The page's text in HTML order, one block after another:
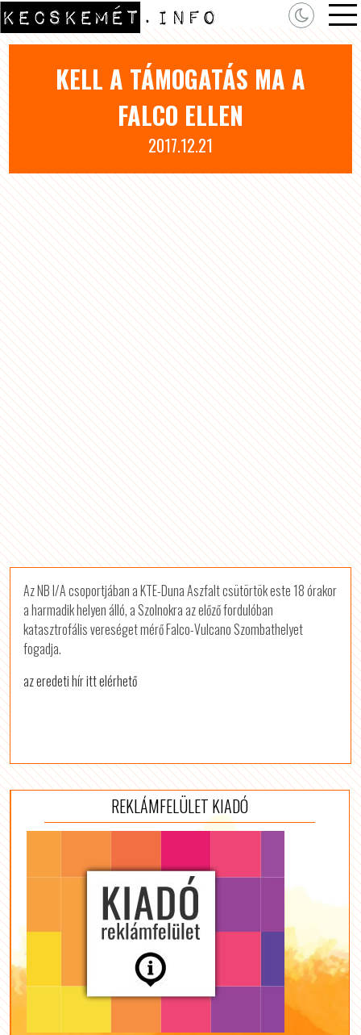
KELL A TÁMOGATÁS MA A
FALCO ELLEN
2017.12.21
Az NB I/A csoportjában a KTE-Duna Aszfalt csütörtök este 18 órakor
a harmadik helyen álló, a Szolnokra az előző fordulóban
katasztrofális vereséget mérő Falco-Vulcano Szombathelyet
fogadja.
az eredeti hír itt elérhető
REKLÁMFELÜLET KIADÓ